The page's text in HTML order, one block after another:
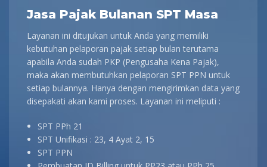
Jasa Pajak Bulanan SPT Masa
Layanan ini ditujukan untuk Anda yang memiliki
kebutuhan pelaporan pajak setiap bulan terutama
apabila Anda sudah PKP (Pengusaha Kena Pajak),
maka akan membutuhkan pelaporan SPT PPN untuk
setiap bulannya. Hanya dengan mengirimkan data yang
disepakati akan kami proses. Layanan ini meliputi :
SPT PPh 21
SPT Unifikasi : 23, 4 Ayat 2, 15
SPT PPN